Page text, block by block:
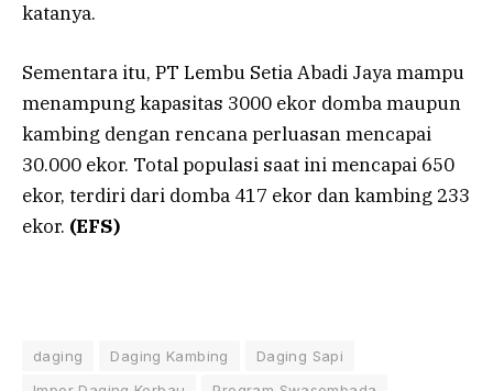
katanya.
Sementara itu, PT Lembu Setia Abadi Jaya mampu
menampung kapasitas 3000 ekor domba maupun
kambing dengan rencana perluasan mencapai
30.000 ekor. Total populasi saat ini mencapai 650
ekor, terdiri dari domba 417 ekor dan kambing 233
ekor. (EFS)
daging Daging Kambing
Daging Sapi